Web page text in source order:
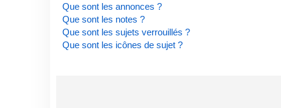
Que sont les annonces ?
Que sont les notes ?
Que sont les sujets verrouillés ?
Que sont les icônes de sujet ?